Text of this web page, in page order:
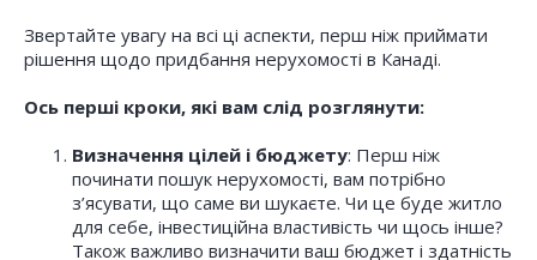
Звертайте увагу на всі ці аспекти, перш ніж приймати
рішення щодо придбання нерухомості в Канаді.
Ось перші кроки, які вам слід розглянути:
Визначення цілей і бюджету: Перш ніж
починати пошук нерухомості, вам потрібно
з’ясувати, що саме ви шукаєте. Чи це буде житло
для себе, інвестиційна властивість чи щось інше?
Також важливо визначити ваш бюджет і здатність